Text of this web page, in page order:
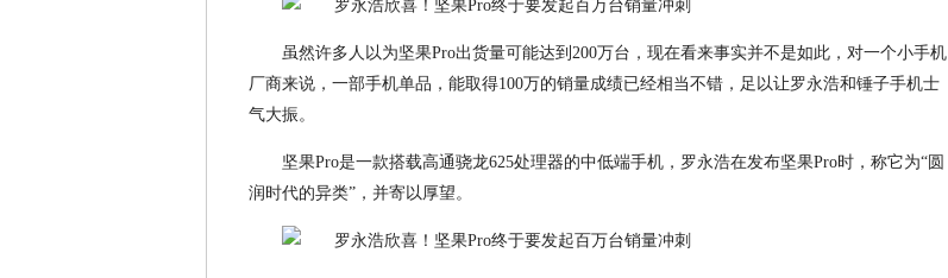
虽然许多人以为坚果Pro出货量可能达到200万台，现在看来事实并不是如此，对一个小手机
厂商来说，一部手机单品，能取得100万的销量成绩已经相当不错，足以让罗永浩和锤子手机士
气大振。
坚果Pro是一款搭载高通骁龙625处理器的中低端手机，罗永浩在发布坚果Pro时，称它为“圆
润时代的异类”，并寄以厚望。